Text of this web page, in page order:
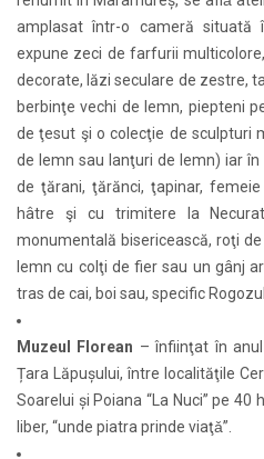
amplasat într-o cameră situată
expune zeci de farfurii
decorate, lăzi seculare de zestre,
berbinţe vechi de lemn, piepteni
de ţesut şi o colecţie de sculpturi
de lemn sau lanţuri de lemn) iar
de ţărani, ţărănci, ţapinar,
hâtre şi cu trimitere la
monumentală bisericească, roţi
lemn cu colţi de fier sau un gânj
tras de cai, boi sau, specific
Muzeul Florean – înfiinţat în
Țara Lăpușului, între localităţile
Soarelui și Poiana “La Nuci” pe
liber, “unde piatra prinde viaţǎ”.